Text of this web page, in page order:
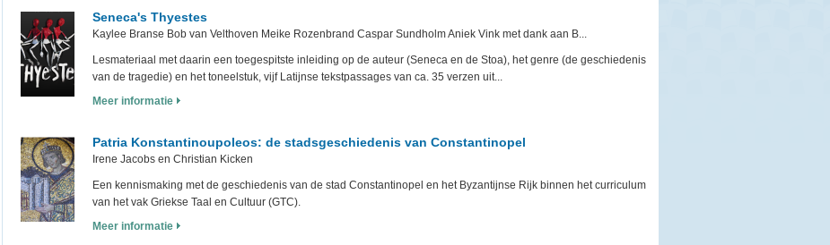
Seneca's Thyestes
Kaylee Branse Bob van Velthoven Meike Rozenbrand Caspar Sundholm Aniek Vink met dank aan B...
Lesmateriaal met daarin een toegespitste inleiding op de auteur (Seneca en de Stoa), het genre (de geschiedenis
van de tragedie) en het toneelstuk, vijf Latijnse tekstpassages van ca. 35 verzen uit...
Meer informatie
Patria Konstantinoupoleos: de stadsgeschiedenis van Constantinopel
Irene Jacobs en Christian Kicken
Een kennismaking met de geschiedenis van de stad Constantinopel en het Byzantijnse Rijk binnen het curriculum
van het vak Griekse Taal en Cultuur (GTC).
Meer informatie